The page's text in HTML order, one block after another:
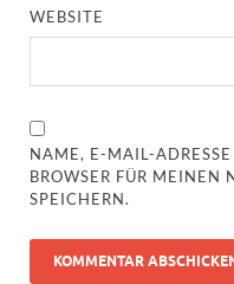
WEBSITE
NAME, E-MAIL-
BROWSER FÜR MEINEN
SPEICHERN.